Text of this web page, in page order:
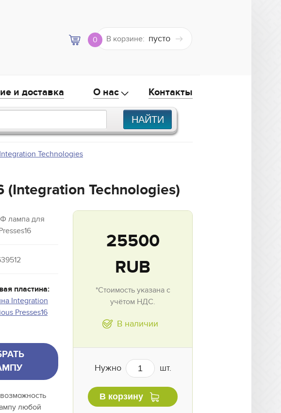
0 В корзине: пусто
и доставка О нас Контакты
Integration Technologies
(Integration Technologies)
лампа для
пластина:
Integration
Presses16
любой
25500
RUB
*Стоимость указана с
учётом НДС.
В наличии
Нужно шт.
В корзину